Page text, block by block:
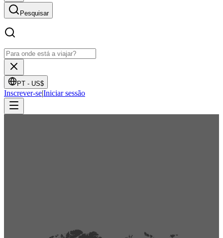
Pesquisar
PT - US$
Inscrever-se|Iniciar sessão